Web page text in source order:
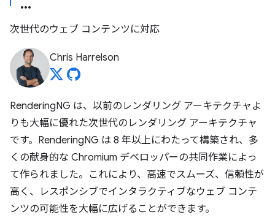
次世代のウェブ コンテンツに対応
Chris Harrelson
RenderingNG は、以前のレンダリング アーキテクチャよ
りも大幅に優れた次世代のレンダリング アーキテクチャ
です。RenderingNG は 8 年以上にわたって構築され、多
くの献身的な Chromium デベロッパーの共同作業によっ
て作られました。これにより、高速でスムーズ、信頼性が
高く、レスポンシブでインタラクティブなウェブ コンテ
ンツの可能性を大幅に広げることができます。